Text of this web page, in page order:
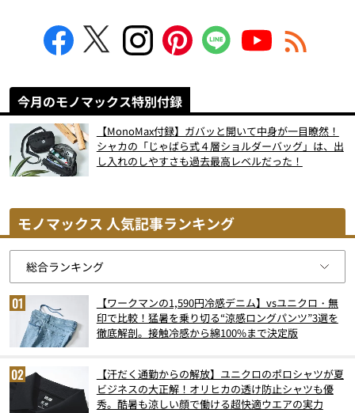
今月のモノマックス特別付録
【MonoMax付録】ガバッと開いて中身が一目瞭然！
シャカの「じゃばら式４層ショルダーバッグ」は、出
し入れのしやすさも過去最高レベルだった！
モノマックス 人気記事ランキング
【ワークマンの1,590円冷感デニム】vsユニクロ・無
印で比較！猛暑を乗り切る“涼感ロングパンツ”3選を
徹底解剖。接触冷感から綿100%まで決定版
【汗だく通勤からの解放】ユニクロのポロシャツが夏
ビジネスの大正解！オリヒカの透け防止シャツも優
秀。酷暑も涼しい顔で働ける超快適ウエアの実力